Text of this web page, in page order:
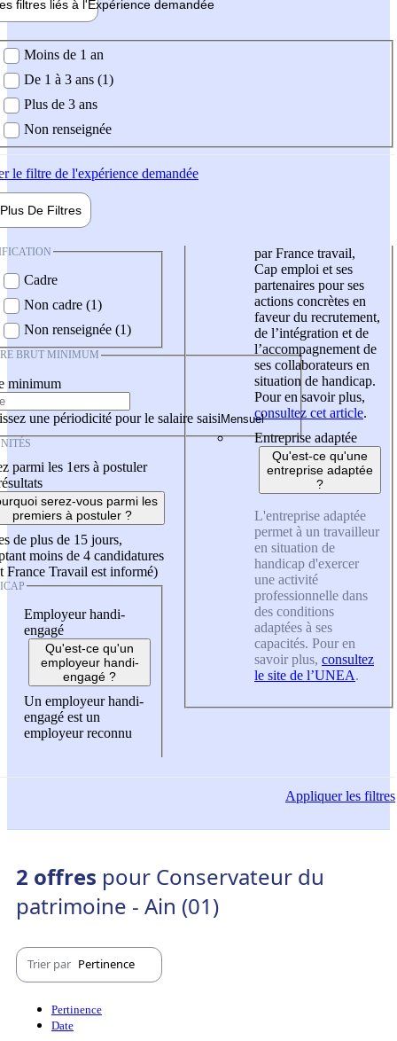
filtres liés à l'Expérience demandée
demandée
Moins de 1 an
De 1 à 3 ans (1)
Plus de 3 ans
Non renseignée
le filtre de l'expérience demandée
Plus De Filtres
Cadre
Non cadre (1)
Non renseignée (1)
BRUT MINIMUM
minimum
une périodicité pour le salaire saisi
parmi les 1ers à postuler
serez-vous parmi les
premiers à postuler ?
de plus de 15 jours,
moins de 4 candidatures
France Travail est informé)
Employeur handi-
engagé
Qu'est-ce qu'un
employeur handi-
engagé ?
Un employeur handi-
engagé est un
employeur reconnu
par France travail,
Cap emploi et ses
partenaires pour ses
actions concrètes en
faveur du recrutement,
de l’intégration et de
l’accompagnement de
ses collaborateurs en
situation de handicap.
Pour en savoir plus,
consultez cet article.
Entreprise adaptée
Qu'est-ce qu'une
entreprise adaptée
?
L'entreprise adaptée
permet à un travailleur
en situation de
handicap d'exercer
une activité
professionnelle dans
des conditions
adaptées à ses
capacités. Pour en
savoir plus, consultez
le site de l’UNEA.
Appliquerles filtres
2 offres pour Conservateur du
patrimoine - Ain (01)
Trier par Pertinence
Pertinence
Date